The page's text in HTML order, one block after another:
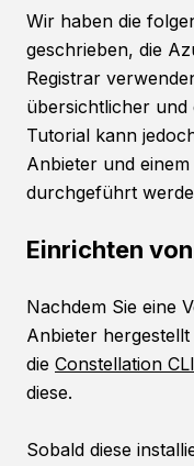
Wir haben die
geschrieben, die
Registrar
übersichtlicher und
Tutorial kann
Anbieter und
durchgeführt
Einrichten
Nachdem Sie eine
Anbieter
die Constellation CLI
diese.
Sobald diese